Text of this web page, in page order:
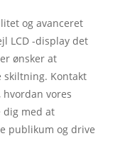
og avanceret
LCD -display det
ønsker at
Kontakt
vores
med at
publikum og drive